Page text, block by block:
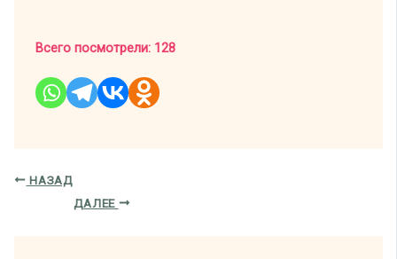
Всего посмотрели: 128
НАЗАД
ДАЛЕЕ